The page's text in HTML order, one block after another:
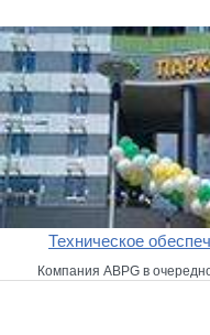
Техническое
Компания ABPG в